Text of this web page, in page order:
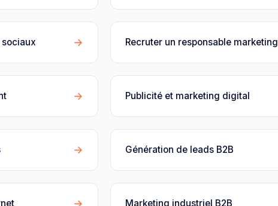
→ Recruter un responsable marketing
→ Publicité et marketing digital
→ Génération de leads B2B
→ Marketing industriel B2B